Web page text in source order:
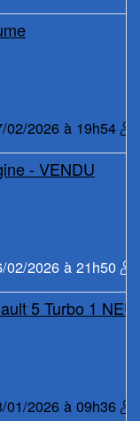
02/2026 à 19h54
- VENDU
02/2026 à 21h50
5 Turbo 1
01/2026 à 09h36